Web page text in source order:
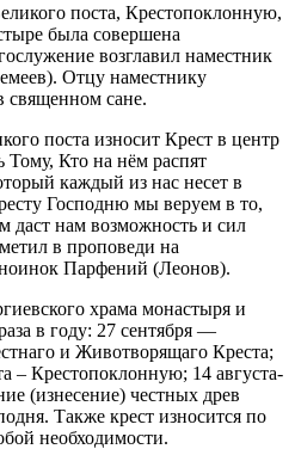
поста, Крестопоклонную,
была совершена
возглавил наместник
Отцу наместнику
священном сане.
поста износит Крест в центр
Кто на нём распят
каждый из нас несет в
Господню мы веруем в то,
даст нам возможность и сил
в проповеди на
Парфений (Леонов).
храма монастыря и
в году: 27 сентября —
и Животворящаго Креста;
– Крестопоклонную; 14 августа-
(изнесение) честных древ
Также крест износится по
необходимости.